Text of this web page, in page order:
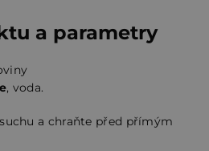
a parametry
, voda.
a chraňte před přímým